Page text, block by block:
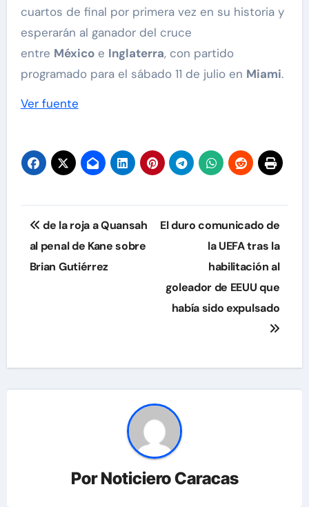
cuartos de final por primera vez en su historia y
esperarán al ganador del cruce
entre Méxicoe Inglaterra, con partido
programado para el sábado 11 de julio en Miami.
Ver fuente
Navegación
de
entradas
de la roja a Quansah
al penal de Kane sobre
Brian Gutiérrez
El duro comunicado de
la UEFA tras la
habilitación al
goleador de EEUU que
había sido expulsado
PorNoticiero Caracas